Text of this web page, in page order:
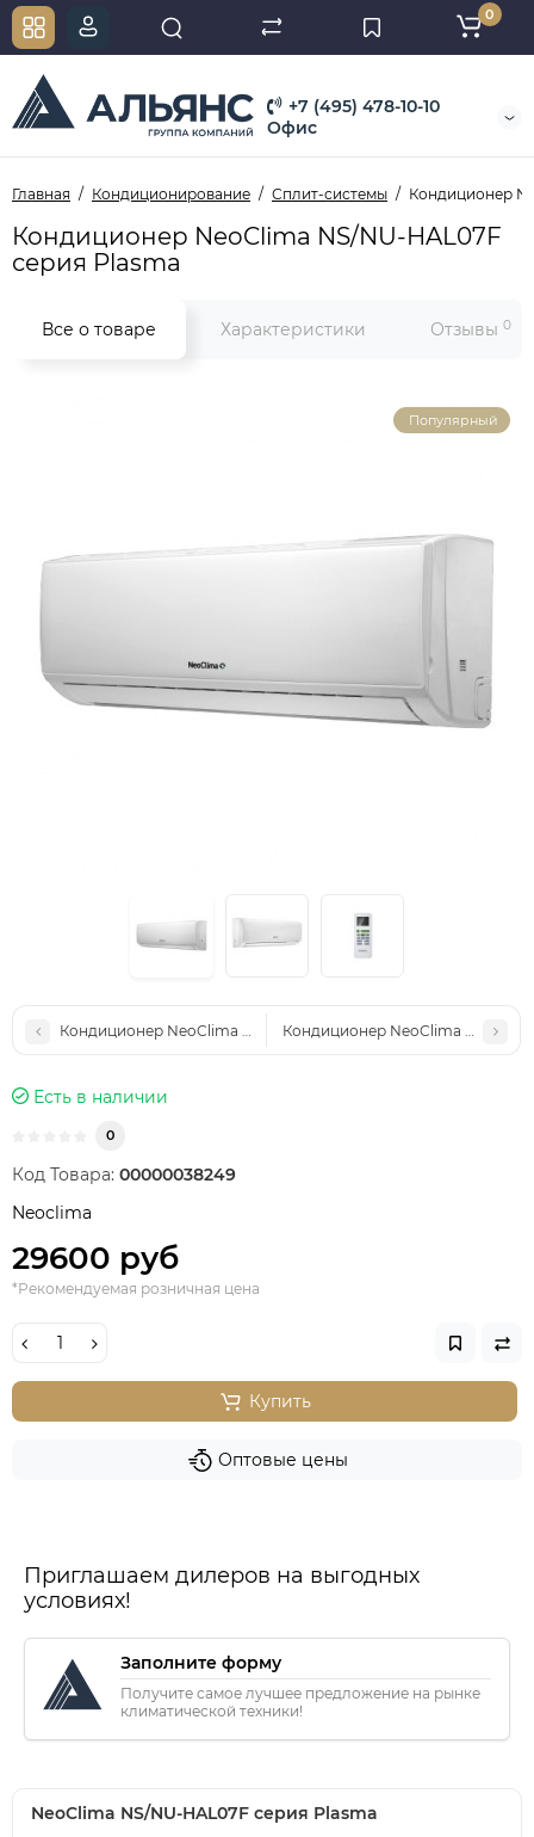
+7 (495) 478-10-10
Офис
0
Главная Кондиционирование Сплит-системы Кондиционер
Кондиционер NeoClima NS/NU-HAL07F
серия Plasma
Все о товаре Характеристики Отзывы 0
Популярный
Кондиционер NeoClima NS/NU-HAX09R серия G-Plasma
Кондиционер NeoClima NS/NU-
Есть в наличии
0
Код Товара: 00000038249
Neoclima
29600 руб
*Рекомендуемая розничная цена
Купить
Оптовые цены
Приглашаем дилеров на выгодных
условиях!
Заполните форму
Получите самое лучшее предложение на рынке
климатической техники!
NeoClima NS/NU-HAL07F серия Plasma